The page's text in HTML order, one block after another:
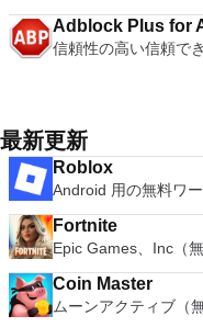
Adblock Plus for
信頼性の高い信頼で
最新更新
Roblox
Android 用の無料ワ
Fortnite
Epic Games、Inc（無
Coin Master
ムーンアクティブ（無